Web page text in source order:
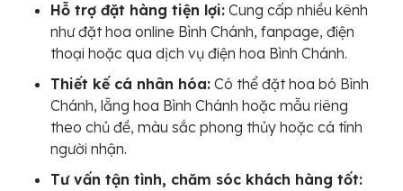
Hỗ trợ đặt hàng tiện lợi: Cung cấp nhiều kênh
như đặt hoa online Bình Chánh, fanpage, điện
thoại hoặc qua dịch vụ điện hoa Bình Chánh.
Thiết kế cá nhân hóa: Có thể đặt hoa bó Bình
Chánh, lẵng hoa Bình Chánh hoặc mẫu riêng
theo chủ đề, màu sắc phong thủy hoặc cá tính
người nhận.
Tư vấn tận tình, chăm sóc khách hàng tốt: